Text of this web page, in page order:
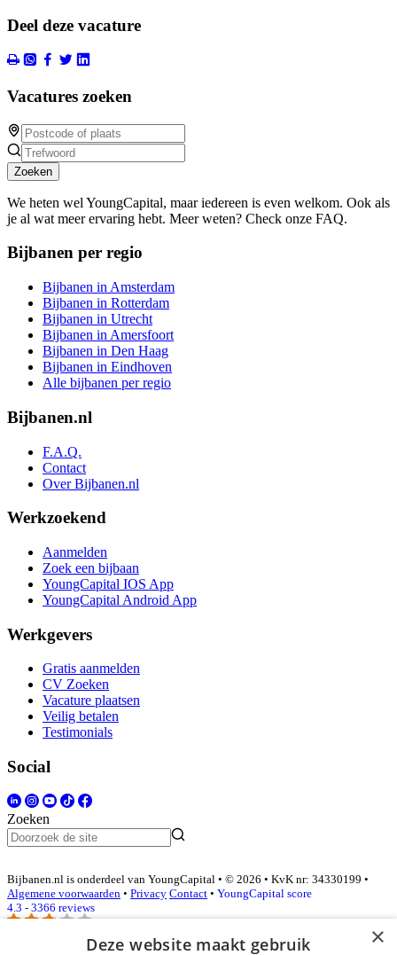
Deel deze vacature
Vacatures zoeken
Zoeken
We heten wel YoungCapital, maar iedereen is even welkom. Ook als
je al wat meer ervaring hebt. Meer weten? Check onze FAQ.
Bijbanen per regio
Bijbanen in Amsterdam
Bijbanen in Rotterdam
Bijbanen in Utrecht
Bijbanen in Amersfoort
Bijbanen in Den Haag
Bijbanen in Eindhoven
Alle bijbanen per regio
Bijbanen.nl
F.A.Q.
Contact
Over Bijbanen.nl
Werkzoekend
Aanmelden
Zoek een bijbaan
YoungCapital IOS App
YoungCapital Android App
Werkgevers
Gratis aanmelden
CV Zoeken
Vacature plaatsen
Veilig betalen
Testimonials
Social
Zoeken
Bijbanen.nl is onderdeel van YoungCapital • © 2026 • KvK nr: 34330199 •
Algemene voorwaarden • Privacy Contact • YoungCapital score
4.3 - 3366 reviews
×
Deze website maakt gebruik